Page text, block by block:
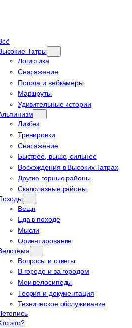
Татры
Логистика
Снаряжение
Погода и вебкамеры
Маршруты
Удивительные истории
Ликбез
Тренировки
Снаряжение
Быстрее, выше, сильнее
Восхождения в Высоких Татрах
Другие горные районы
Скалолазные районы
Вещи
Еда в походе
Мысли
Ориентирование
Вопросы и ответы
В городе и за городом
Мои велосипеды
Теория и документация
Техническое обслуживание
это?